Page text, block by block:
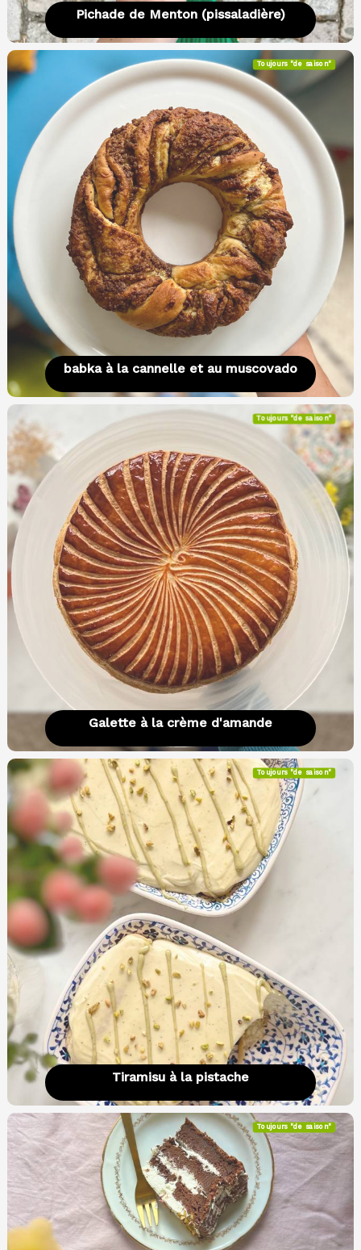
Pichade de Menton (pissaladière)
babka à la cannelle et au muscovado
Toujours "de saison"
Galette à la crème d'amande
Toujours "de saison"
Tiramisu à la pistache
Toujours "de saison"
Toujours "de saison"